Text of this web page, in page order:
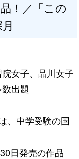
！／「この
女子、品川女子
出題
、中学受験の国
日発売の作品